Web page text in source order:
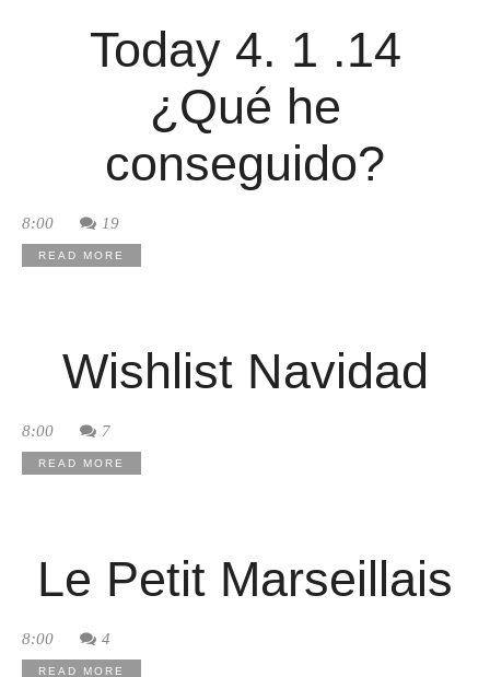
Today 4. 1 .14
¿Qué he
conseguido?
8:00 19
READ MORE
Wishlist Navidad
8:00 7
READ MORE
Le Petit Marseillais
8:00 4
READ MORE